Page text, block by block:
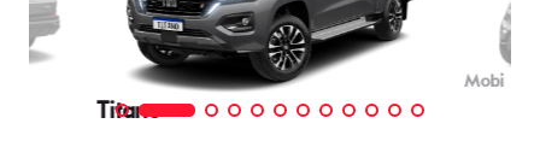
Titano
Mobi